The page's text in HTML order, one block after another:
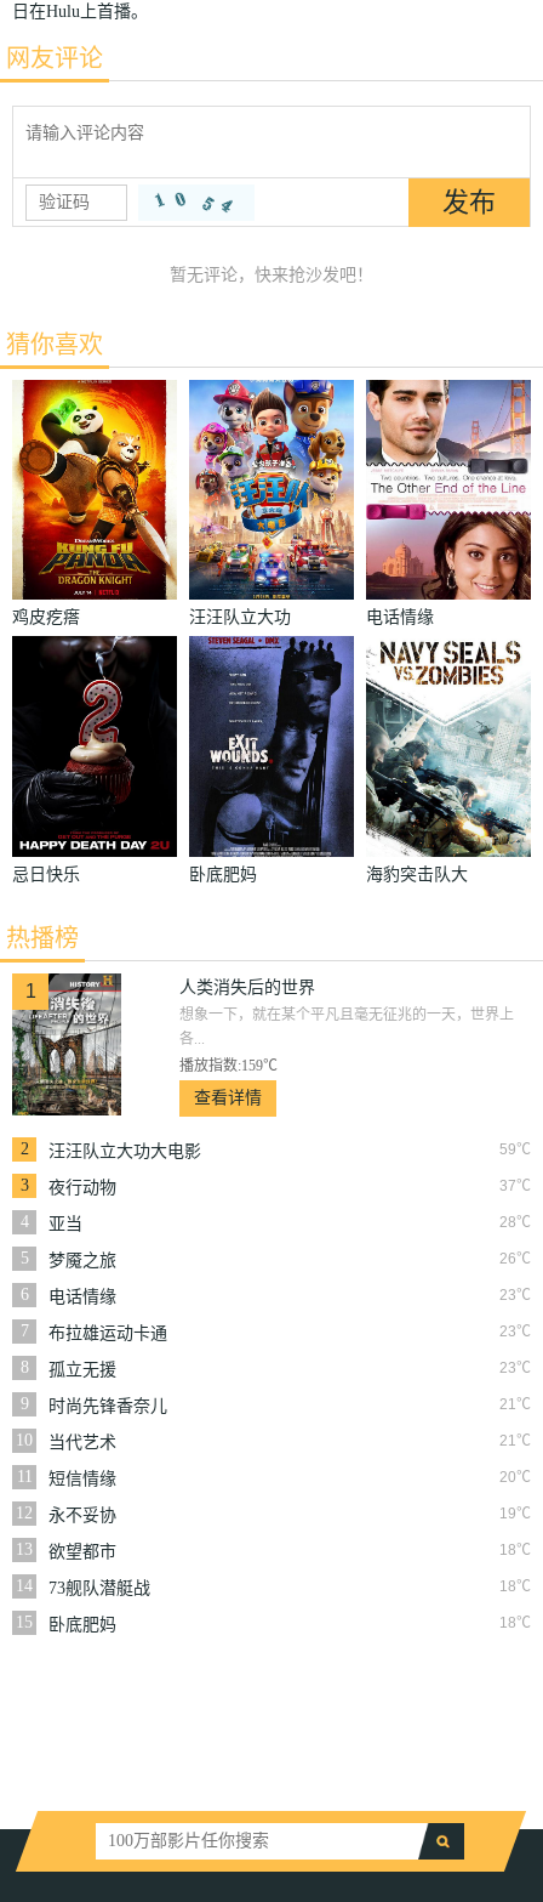
日在Hulu上首播。
网友评论
暂无评论，快来抢沙发吧！
猜你喜欢
鸡皮疙瘩
汪汪队立大功
大电影
电话情缘
忌日快乐 卧底肥妈
海豹突击队大
热播榜
1 人类消失后的世界
想象一下，就在某个平凡且毫无征兆的一天，世界上
各...
播放指数:159℃
查看详情
2 59℃
汪汪队立大功大电影
3
37℃
夜行动物
4
28℃
亚当
5
26℃
梦魇之旅
6
23℃
电话情缘
7
23℃
布拉雄运动卡通
8
23℃
孤立无援
9
21℃
时尚先锋香奈儿
10
21℃
当代艺术
11
20℃
短信情缘
12
19℃
永不妥协
13
18℃
欲望都市
14
18℃
73舰队潜艇战
15
18℃
卧底肥妈